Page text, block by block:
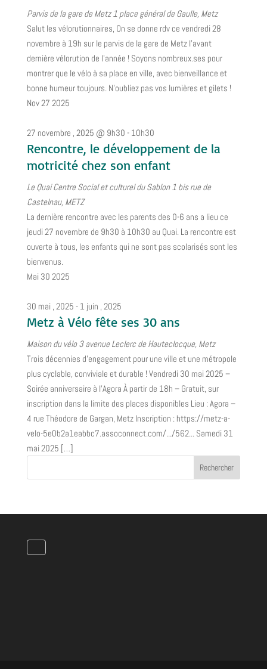
Parvis de la gare de Metz1 place général de Gaulle, Metz
Salut les vélorutionnaires, On se donne rdv ce vendredi 28
novembre à 19h sur le parvis de la gare de Metz l'avant
dernière vélorution de l'année ! Soyons nombreux.ses pour
montrer que le vélo à sa place en ville, avec bienveillance et
bonne humeur toujours. N'oubliez pas vos lumières et gilets !
Nov27 2025
27 novembre , 2025 @ 9h30 - 10h30
Rencontre, le développement de la
motricité chez son enfant
Le Quai Centre Social et culturel du Sablon1 bis rue de
Castelnau, METZ
La dernière rencontre avec les parents des 0-6 ans a lieu ce
jeudi 27 novembre de 9h30 à 10h30 au Quai. La rencontre est
ouverte à tous, les enfants qui ne sont pas scolarisés sont les
bienvenus.
Mai 30 2025
30 mai , 2025 - 1 juin , 2025
Metz à Vélo fête ses 30 ans
Maison du vélo3 avenue Leclerc de Hauteclocque, Metz
Trois décennies d’engagement pour une ville et une métropole
plus cyclable, conviviale et durable ! Vendredi 30 mai 2025 –
Soirée anniversaire à l’Agora À partir de 18h – Gratuit, sur
inscription dans la limite des places disponibles Lieu : Agora –
4 rue Théodore de Gargan, Metz Inscription : https://metz-a-
velo-5e0b2a1eabbc7.assoconnect.com/.../562... Samedi 31
mai 2025 […]